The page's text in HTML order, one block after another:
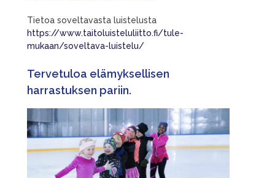
Tietoa soveltavasta luistelusta
https://www.taitoluisteluliitto.fi/tule-
mukaan/soveltava-luistelu/
Tervetuloa elämyksellisen
harrastuksen pariin.